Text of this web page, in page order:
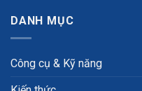
DANH MỤC
Công cụ & Kỹ năng